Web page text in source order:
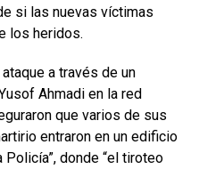
si las nuevas víctimas
los heridos.
a través de un
Ahmadi en la red
que varios de sus
entraron en un edificio
donde “el tiroteo